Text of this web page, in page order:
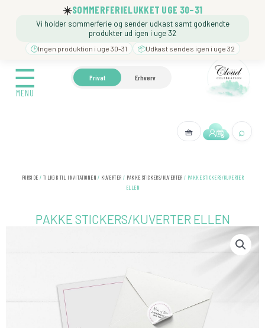
☀️SOMMERFERIELUKKET UGE 30–31
Vi holder sommerferie og sender udkast samt godkendte
produkter ud igen i uge 32
🕒Ingen produktion i uge 30–31 📦Udkast sendes igen i uge 32
☰
MENU
Privat Erhverv
🧺 ⌕
☰
MENU
❓️ BESØG
FORSIDE / TILKØB TIL INVITATIONEN / KUVERTER / PAKKE STICKERS/KUVERTER / PAKKE STICKERS/KUVERTER
ELLEN
PAKKE STICKERS/KUVERTER ELLEN